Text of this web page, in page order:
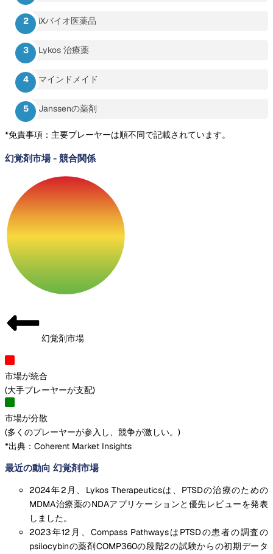
iXバイオ医薬品
Lykos 治療薬
マインドメイド
Janssenの薬剤
*免責事項：主要プレーヤーは順不同で記載されています。
幻覚剤市場- 競合関係
幻覚剤市場
市場が統合
(大手プレーヤーが支配)
市場が分散
(多くのプレーヤーが参入し、競争が激しい。 )
*出典：Coherent Market Insights
最近の動向 幻覚剤市場
2024年2月、Lykos Therapeuticsは、PTSDの治療のための
MDMA治療薬のNDAアプリケーションと優先レビューを発表
しました。
2023年12月、Compass PathwaysはPTSDの患者の調査の
psilocybinの薬剤COMP360の段階2の試験からの初期データ